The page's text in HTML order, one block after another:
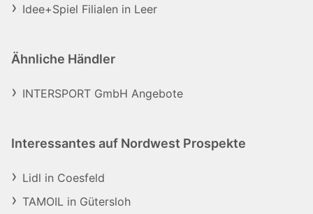
Idee+Spiel Filialen in Leer
Ähnliche Händler
INTERSPORT GmbH Angebote
Interessantes auf Nordwest Prospekte
Lidl in Coesfeld
TAMOIL in Gütersloh